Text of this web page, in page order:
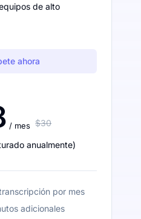
de alto
ahora
/ mes $30
anualmente)
por mes
adicionales